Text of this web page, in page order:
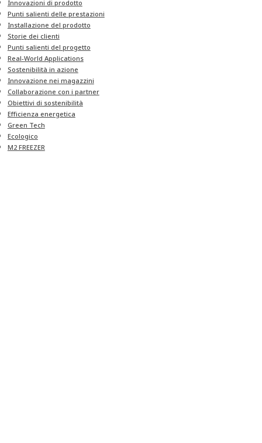
Innovazioni di prodotto
Punti salienti delle prestazioni
Installazione del prodotto
Storie dei clienti
Punti salienti del progetto
Real-World Applications
Sostenibilità in azione
Innovazione nei magazzini
Collaborazione con i partner
Obiettivi di sostenibilità
Efficienza energetica
Green Tech
Ecologico
M2 FREEZER